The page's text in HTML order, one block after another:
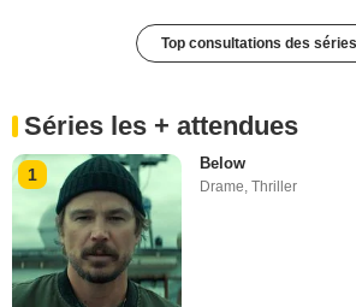
Top consultations des
Séries les + attendues
1
Below
Drame,Thriller